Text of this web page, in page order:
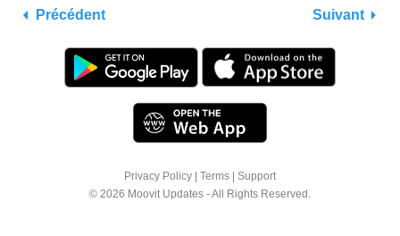
Précédent Suivant
Privacy Policy Terms
Support
© 2026 Moovit Updates - All Rights Reserved.